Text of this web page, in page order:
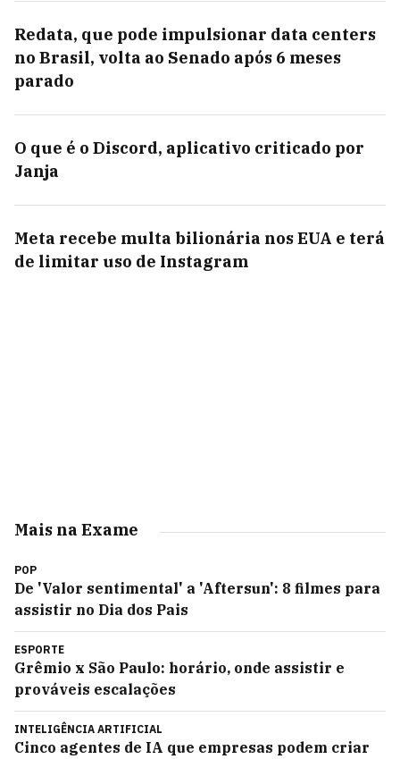
Redata, que pode impulsionar data centers
no Brasil, volta ao Senado após 6 meses
parado
O que é o Discord, aplicativo criticado por
Janja
Meta recebe multa bilionária nos EUA e terá
de limitar uso de Instagram
Mais na Exame
POP
De 'Valor sentimental' a 'Aftersun': 8 filmes para
assistir no Dia dos Pais
ESPORTE
Grêmio x São Paulo: horário, onde assistir e
prováveis escalações
INTELIGÊNCIA ARTIFICIAL
Cinco agentes de IA que empresas podem criar